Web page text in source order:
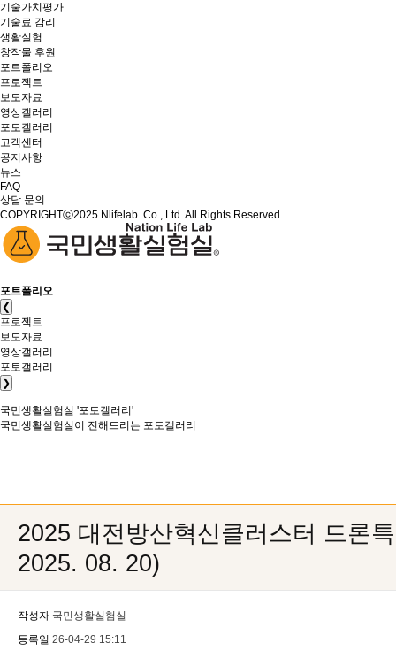
기술가치평가
기술료 감리
생활실험
창작물 후원
포트폴리오
프로젝트
보도자료
영상갤러리
포토갤러리
고객센터
공지사항
뉴스
FAQ
상담 문의
COPYRIGHTⓒ2025 Nlifelab. Co., Ltd. All Rights Reserved.
포트폴리오
❮
프로젝트
보도자료
영상갤러리
포토갤러리
❯
국민생활실험실 '포토갤러리'
국민생활실험실이 전해드리는 포토갤러리
2025 대전방산혁신클러스터 드론
2025. 08. 20)
작성자 국민생활실험실
등록일 26-04-29 15:11